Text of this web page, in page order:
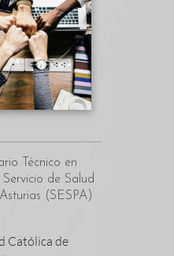
Técnico en
de Salud
(SESPA)